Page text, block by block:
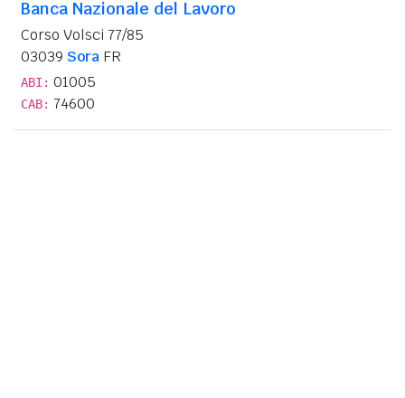
Banca Nazionale del Lavoro
Corso Volsci 77/85
03039 Sora FR
ABI: 01005
CAB: 74600